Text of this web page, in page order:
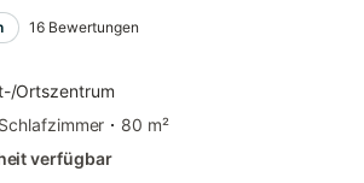
16 Bewertungen
Ortszentrum
80 m²
verfügbar